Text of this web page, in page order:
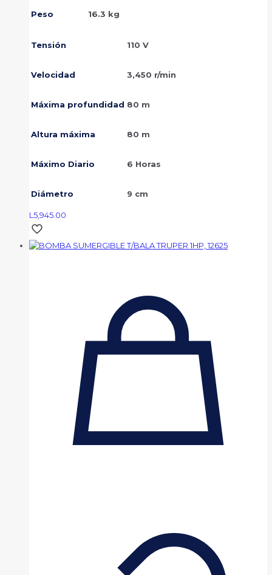
Peso 16.3 kg
Tensión 110 V
Velocidad 3,450 r/min
Máxima profundidad 80 m
Altura máxima 80 m
Máximo Diario 6 Horas
Diámetro 9 cm
L 5,945.00